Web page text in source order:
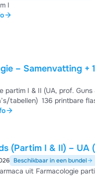
I
– Samenvatting +
(UA, prof. Guns & De Meyer,
tabellen) ️ 136 printbare
inzicht ️ Geschikt voor
(Partim I & II) –
Beschikbaar in een bundel
Farmacologie partim I & II